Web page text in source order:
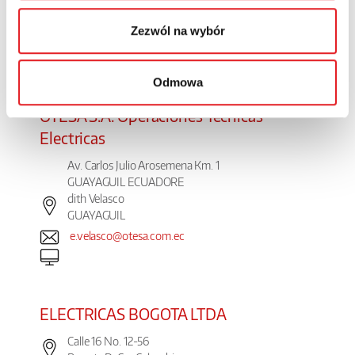
Zezwól na wybór
Odmowa
clasmail@clas-sa.com
www.clas-sa.com
OTESA S.A. Operaciones Tecnicas
Electricas
Av. Carlos Julio Arosemena Km. 1
GUAYAGUIL ECUADORE
dith Velasco
GUAYAGUIL
e.velasco@otesa.com.ec
ELECTRICAS BOGOTA LTDA
Calle 16 No. 12-56